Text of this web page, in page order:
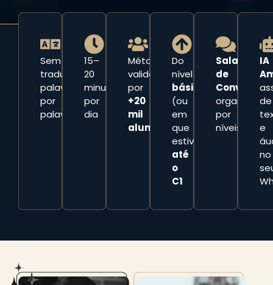
Sem
traduzir
palavra
por
palavra
15–
20
minutos
por
dia
Método
validado
por
+20
mil
alunos
Do
nível
básico
(ou
em
que
estiver)
até
o
C1
Salas
de
organizadas
por
níveis
IA
de
e
no